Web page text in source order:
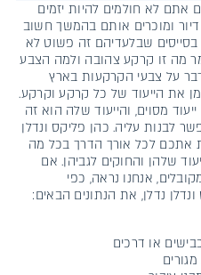
לא חולמים להיות יזמים
דיור ומוכרים אותם בהמשך חשוב
שבלעדיהם זה פשוט לא
מה זו קרקע צהובה ולמה הצבע
על צבעי הקרקעות בארץ
את הייעוד של כל קרקע וקרקע.
מסוים, והייעוד שלה הוא זה
לבנות עליה. כהן פליקס ונדלן
אתכם לכל אורך הדרך בכל מה
שלהן והחוקים לגביהן. אם
אנחנו נראה, כפי
נדלן, את הנתונים הבאים:
או דרכים